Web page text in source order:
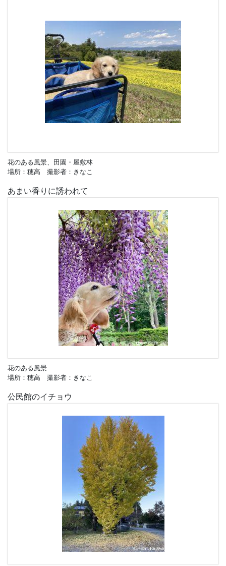
花のある風景、田園・屋敷林
場所：穂高 撮影者：きなこ
あまい香りに誘われて
花のある風景
場所：穂高 撮影者：きなこ
公民館のイチョウ